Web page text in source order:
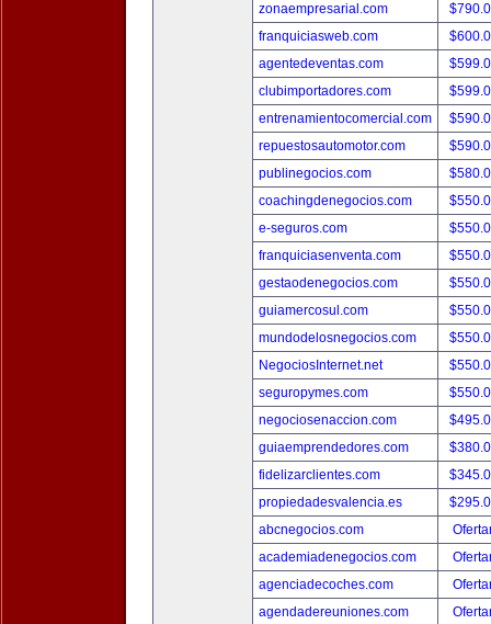
zonaempresarial.com
franquiciasweb.com
agentedeventas.com
clubimportadores.com
entrenamientocomercial.com
repuestosautomotor.com
publinegocios.com
coachingdenegocios.com
e-seguros.com
franquiciasenventa.com
gestaodenegocios.com
guiamercosul.com
mundodelosnegocios.com
NegociosInternet.net
seguropymes.com
negociosenaccion.com
guiaemprendedores.com
fidelizarclientes.com
propiedadesvalencia.es
abcnegocios.com
academiadenegocios.com
agenciadecoches.com
agendadereuniones.com